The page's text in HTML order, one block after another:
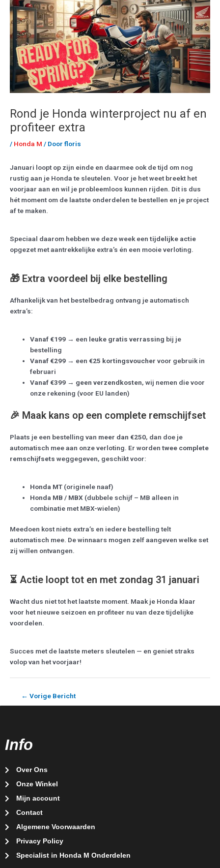
Rond je Honda winterproject nu af en
profiteer extra
/ Honda M / Doorfloris
Januari loopt op zijn einde en daarmee ook de tijd om nog
rustig aan je Honda te sleutelen. Voor je het weet breekt het
voorjaar aan en wil je probleemloos kunnen rijden. Dit is dus
hét moment om de laatste onderdelen te bestellen en je project
af te maken.
Speciaal daarom hebben we deze week een tijdelijke actie
opgezet met aantrekkelijke extra’s én een mooie verloting.
🎁 Extra voordeel bij elke bestelling
Afhankelijk van het bestelbedrag ontvang je automatisch
extra’s:
Vanaf €199 → een leuke gratis verrassing bij je
bestelling
Vanaf €299 → een €25 kortingsvoucher voor gebruik in
februari
Vanaf €399 → geen verzendkosten, wij nemen die voor
onze rekening (voor EU landen)
🎉 Maak kans op een complete remschijfset
Plaats je een bestelling van meer dan €250, dan doe je
automatisch mee aan onze verloting. Er worden twee complete
remschijfsets weggegeven, geschikt voor:
Honda MT (originele naaf)
Honda MB / MBX (dubbele schijf – MB alleen in
combinatie met MBX-wielen)
Meedoen kost niets extra’s en iedere bestelling telt
automatisch mee. De winnaars mogen zelf aangeven welke set
zij willen ontvangen.
⏳ Actie loopt tot en met zondag 31 januari
Wacht dus niet tot het laatste moment. Maak je Honda klaar
voor het nieuwe seizoen en profiteer nu van deze tijdelijke
voordelen.
Succes met de laatste meters sleutelen — en geniet straks
volop van het voorjaar!
← Vorige Bericht
Info
Over Ons
Onze Winkel
Mijn account
Contact
Algemene Voorwaarden
Privacy Policy
Specialist in Honda M Onderdelen